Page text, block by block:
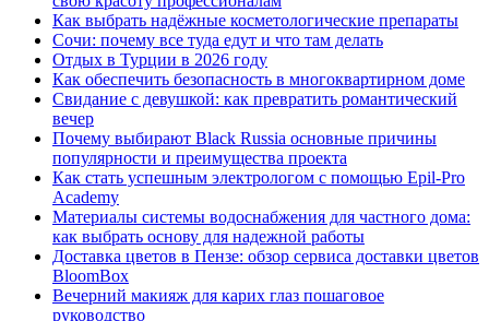
Как выбрать надёжные косметологические препараты
Сочи: почему все туда едут и что там делать
Отдых в Турции в 2026 году
Как обеспечить безопасность в многоквартирном доме
Свидание с девушкой: как превратить романтический
вечер
Почему выбирают Black Russia основные причины
популярности и преимущества проекта
Как стать успешным электрологом с помощью Epil-Pro
Academy
Материалы системы водоснабжения для частного дома:
как выбрать основу для надежной работы
Доставка цветов в Пензе: обзор сервиса доставки цветов
BloomBox
Вечерний макияж для карих глаз пошаговое
руководство